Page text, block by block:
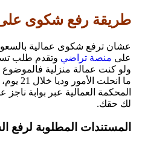
طريقة رفع شكوى
عشان ترفع شكوى عمالية
علىمنصة تراضي وتقدم طلب
ولو كنت عمالة منزلية
ما انحلت
المحكمة العمالية عبر بوابة
لك حقك.
المستندات المطلوبة لرفع